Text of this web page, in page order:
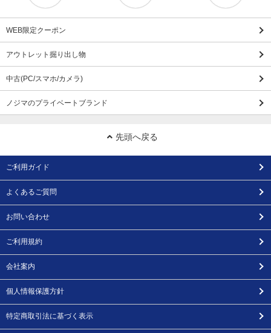
WEB限定クーポン
アウトレット掘り出し物
中古(PC/スマホ/カメラ)
ノジマのプライベートブランド
先頭へ戻る
ご利用ガイド
よくあるご質問
お問い合わせ
ご利用規約
会社案内
個人情報保護方針
特定商取引法に基づく表示